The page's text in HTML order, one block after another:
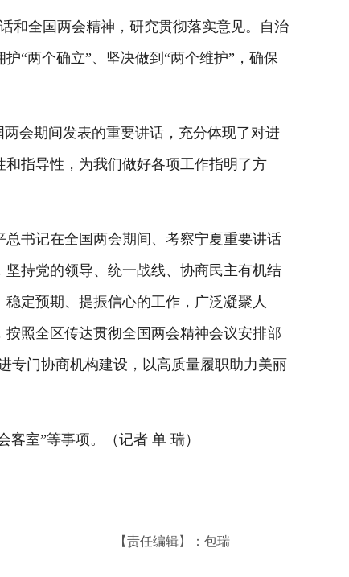
全国两会精神，研究贯彻落实意见。自治
“两个确立”、坚决做到“两个维护”，确保
会期间发表的重要讲话，充分体现了对进
指导性，为我们做好各项工作指明了方
书记在全国两会期间、考察宁夏重要讲话
持党的领导、统一战线、协商民主有机结
定预期、提振信心的工作，广泛凝聚人
照全区传达贯彻全国两会精神会议安排部
专门协商机构建设，以高质量履职助力美丽
室”等事项。（记者 单 瑞）
【责任编辑】：包瑞